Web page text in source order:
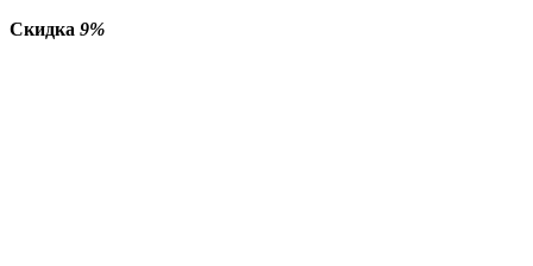
Скидка 9%